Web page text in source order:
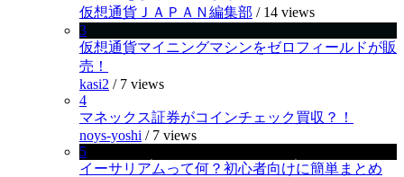
仮想通貨ＪＡＰＡＮ編集部 / 14 views
3
仮想通貨マイニングマシンをゼロフィールドが販
売！
kasi2 / 7 views
4
マネックス証券がコインチェック買収？！
noys-yoshi / 7 views
5
イーサリアムって何？初心者向けに簡単まとめ